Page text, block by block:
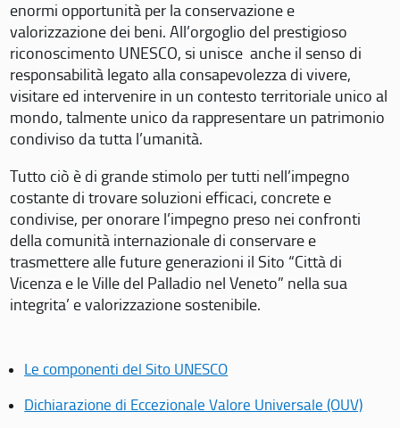
enormi opportunità per la conservazione e
valorizzazione dei beni. All’orgoglio del prestigioso
riconoscimento UNESCO, si unisce anche il senso di
responsabilità legato alla consapevolezza di vivere,
visitare ed intervenire in un contesto territoriale unico al
mondo, talmente unico da rappresentare un patrimonio
condiviso da tutta l’umanità.
Tutto ciò è di grande stimolo per tutti nell’impegno
costante di trovare soluzioni efficaci, concrete e
condivise, per onorare l’impegno preso nei confronti
della comunità internazionale di conservare e
trasmettere alle future generazioni il Sito “Città di
Vicenza e le Ville del Palladio nel Veneto” nella sua
integrita’ e valorizzazione sostenibile.
Le componenti del Sito UNESCO
Dichiarazione di Eccezionale Valore Universale (OUV)